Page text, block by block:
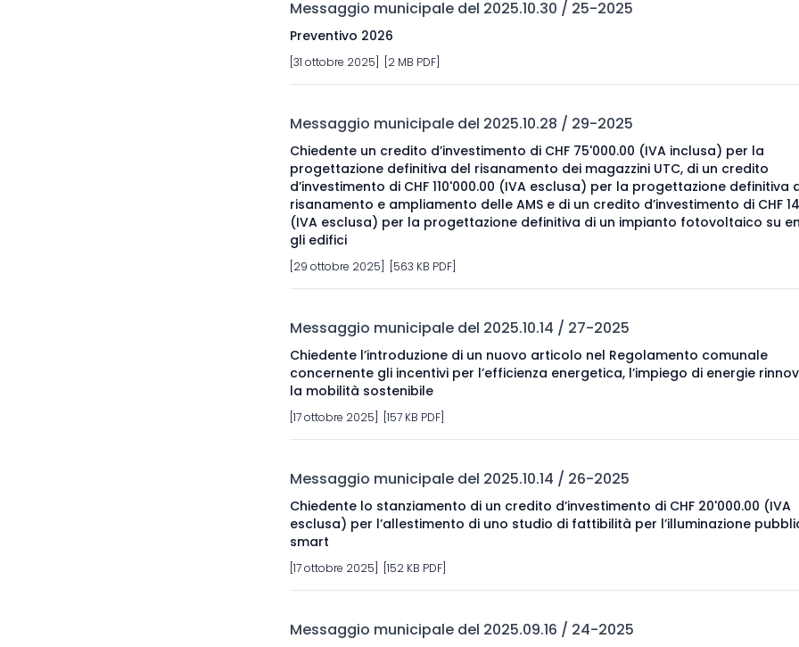
Messaggio municipale del 2025.10.30 / 25-2025
Preventivo 2026
[31 ottobre 2025] [2 MB PDF]
Messaggio municipale del 2025.10.28 / 29-2025
Chiedente un credito d’investimento di CHF 75'000.00 (IVA inclusa) per la
progettazione definitiva del risanamento dei magazzini UTC, di un credito
d’investimento di CHF 110'000.00 (IVA esclusa) per la progettazione definitiva
risanamento e ampliamento delle AMS e di un credito d’investimento di CHF
(IVA esclusa) per la progettazione definitiva di un impianto fotovoltaico su
gli edifici
[29 ottobre 2025] [563 KB PDF]
Messaggio municipale del 2025.10.14 / 27-2025
Chiedente l’introduzione di un nuovo articolo nel Regolamento comunale
concernente gli incentivi per l’efficienza energetica, l’impiego di energie
la mobilità sostenibile
[17 ottobre 2025] [157 KB PDF]
Messaggio municipale del 2025.10.14 / 26-2025
Chiedente lo stanziamento di un credito d’investimento di CHF 20'000.00 (IVA
esclusa) per l’allestimento di uno studio di fattibilità per l’illuminazione
smart
[17 ottobre 2025] [152 KB PDF]
Messaggio municipale del 2025.09.16 / 24-2025